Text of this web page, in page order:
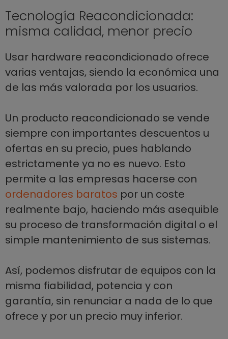
Tecnología Reacondicionada:
misma calidad, menor precio
Usar hardware reacondicionado ofrece
varias ventajas, siendo la económica una
de las más valorada por los usuarios.
Un producto reacondicionado se vende
siempre con importantes descuentos u
ofertas en su precio, pues hablando
estrictamente ya no es nuevo. Esto
permite a las empresas hacerse con
ordenadores baratos por un coste
realmente bajo, haciendo más asequible
su proceso de transformación digital o el
simple mantenimiento de sus sistemas.
Así, podemos disfrutar de equipos con la
misma fiabilidad, potencia y con
garantía, sin renunciar a nada de lo que
ofrece y por un precio muy inferior.